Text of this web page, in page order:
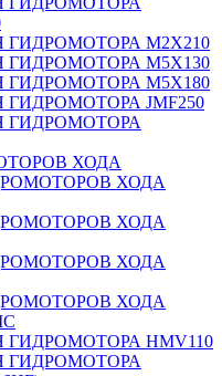
M2X210
M5X130
M5X180
JMF250
ГИДРОМОТОРА
ХОДА
ХОДА
ХОДА
ХОДА
ХОДА
HMV110
ГИДРОМОТОРА